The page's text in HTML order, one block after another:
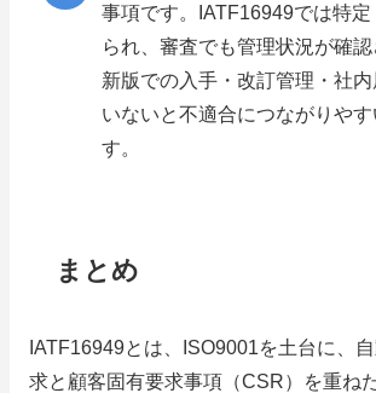
事項です。IATF16949では特定
られ、審査でも管理状況が確
新版での入手・改訂管理・社
いないと不適合につながりや
す。
まとめ
IATF16949とは、ISO9001を土台に、
求と顧客固有要求事項（CSR）を重ね